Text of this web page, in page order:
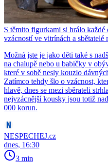
S těmito figurkami si hrálo
vzácností ve vitrínách a
Možná jste je jako děti také s
na chalupě nebo u babičky v
které v sobě nesly kouzlo
Zatímco tehdy šlo o vzácnost,
hlavě, dnes se mezi sběrateli
nejvzácnější kousky jsou totiž
000 korun.
NESPECHEJ.cz
dnes, 16:30
3 min